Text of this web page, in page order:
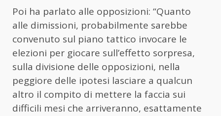
Poi ha parlato alle opposizioni: “Quanto
alle dimissioni, probabilmente sarebbe
convenuto sul piano tattico invocare le
elezioni per giocare sull’effetto sorpresa,
sulla divisione delle opposizioni, nella
peggiore delle ipotesi lasciare a qualcun
altro il compito di mettere la faccia sui
difficili mesi che arriveranno, esattamente